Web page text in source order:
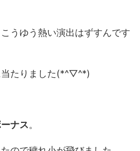
うゆう熱い演出はずすんです
当たりました(*^▽^*)
ナス。